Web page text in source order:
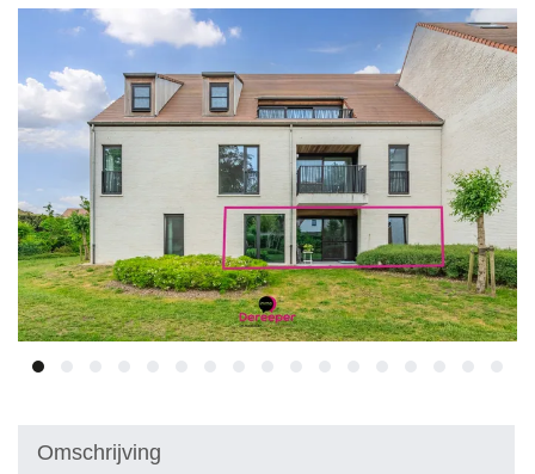
Omschrijving